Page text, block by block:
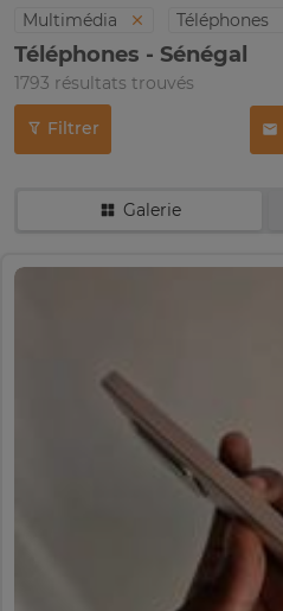
Multimédia
Téléphones
Téléphones - Sénégal
1793 résultats trouvés
Filtrer
Galerie